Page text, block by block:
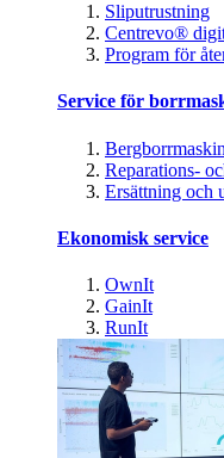
Sliputrustning
Centrevo®
Program för
Service för
Reparations-
Ersättning och
Ekonomisk service
OwnIt
GainIt
RunIt